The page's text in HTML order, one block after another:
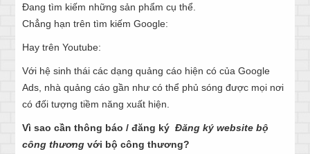
Đang tìm kiếm những sản phẩm cụ thể.
Chẳng hạn trên tìm kiếm Google:
Hay trên Youtube:
Với hệ sinh thái các dạng quảng cáo hiện có của Google
Ads, nhà quảng cáo gần như có thể phủ sóng được mọi nơi
có đối tượng tiềm năng xuất hiện.
Vì sao cần thông báo / đăng ký Đăng ký website bộ
công thương với bộ công thương?